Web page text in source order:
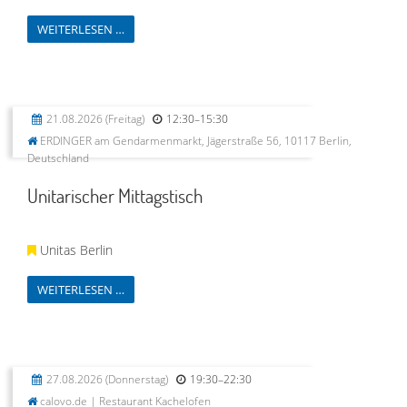
WEITERLESEN …
21.08.2026 (Freitag)
12:30–15:30
ERDINGER am Gendarmenmarkt, Jägerstraße 56, 10117 Berlin,
Deutschland
Unitarischer Mittagstisch
Unitas Berlin
WEITERLESEN …
27.08.2026 (Donnerstag)
19:30–22:30
calovo.de | Restaurant Kachelofen